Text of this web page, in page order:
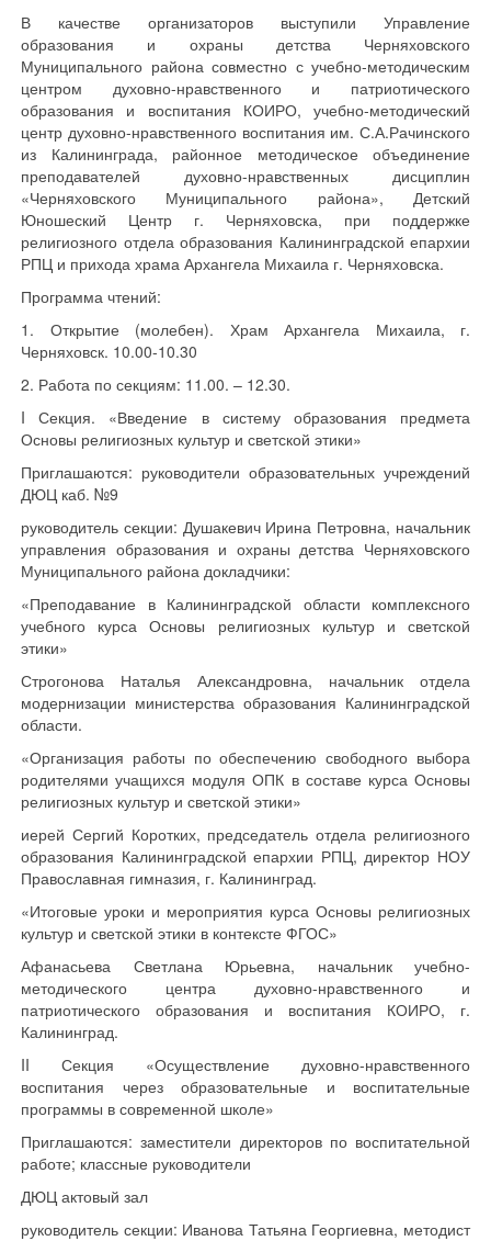
В качестве организаторов выступили Управление
образования и охраны детства Черняховского
Муниципального района совместно с учебно-методическим
центром духовно-нравственного и патриотического
образования и воспитания КОИРО, учебно-методический
центр духовно-нравственного воспитания им. С.А.Рачинского
из Калининграда, районное методическое объединение
преподавателей духовно-нравственных дисциплин
«Черняховского Муниципального района», Детский
Юношеский Центр г. Черняховска, при поддержке
религиозного отдела образования Калининградской епархии
РПЦ и прихода храма Архангела Михаила г. Черняховска.
Программа чтений:
1. Открытие (молебен). Храм Архангела Михаила, г.
Черняховск. 10.00-10.30
2. Работа по секциям: 11.00. – 12.30.
I Секция. «Введение в систему образования предмета
Основы религиозных культур и светской этики»
Приглашаются: руководители образовательных учреждений
ДЮЦ каб. №9
руководитель секции: Душакевич Ирина Петровна, начальник
управления образования и охраны детства Черняховского
Муниципального района докладчики:
«Преподавание в Калининградской области комплексного
учебного курса Основы религиозных культур и светской
этики»
Строгонова Наталья Александровна, начальник отдела
модернизации министерства образования Калининградской
области.
«Организация работы по обеспечению свободного выбора
родителями учащихся модуля ОПК в составе курса Основы
религиозных культур и светской этики»
иерей Сергий Коротких, председатель отдела религиозного
образования Калининградской епархии РПЦ, директор НОУ
Православная гимназия, г. Калининград.
«Итоговые уроки и мероприятия курса Основы религиозных
культур и светской этики в контексте ФГОС»
Афанасьева Светлана Юрьевна, начальник учебно-
методического центра духовно-нравственного и
патриотического образования и воспитания КОИРО, г.
Калининград.
II Секция «Осуществление духовно-нравственного
воспитания через образовательные и воспитательные
программы в современной школе»
Приглашаются: заместители директоров по воспитательной
работе; классные руководители
ДЮЦ актовый зал
руководитель секции: Иванова Татьяна Георгиевна, методист